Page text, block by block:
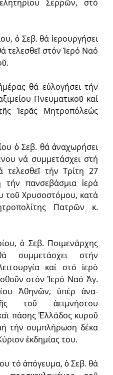
Σερρῶν, στό
ὁ Σεβ. θά ἱερουργήσει
τελεσθεῖ στόν Ἱερό Ναό
θά εὐλογήσει τήν
Πνευματικοῦ καί
Ἱερᾶς Μητροπόλεώς
ὁ Σεβ. θά ἀναχωρήσει
νά συμμετάσχει στή
τε­λεσθεῖ τήν Τρίτη 27
πανσεβάσμια ἱερά
τοῦ Χρυσοστόμου, κατά
Πατρῶν κ.
ὁ Σεβ. Ποιμενάρχης
στήν
καί στό ἱ­ε­ρὸ
στόν Ἱερό Ναό Ἁ­γ.
Ἀ­θη­νῶν, ὑπέρ ἀνα­
τοῦ ἀειμνήστου
πά­σης Ἑλ­λά­δος κυροῦ
τήν συμπλήρωση δέκα
ἐκδη­μίας του.
τό ἀπόγευμα, ὁ Σεβ. θά